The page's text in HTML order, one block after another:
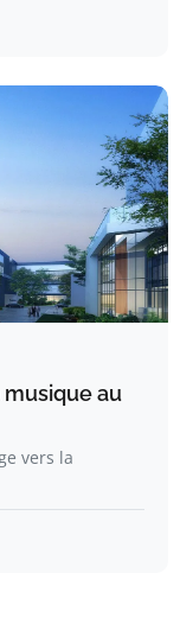
musique au
vers la